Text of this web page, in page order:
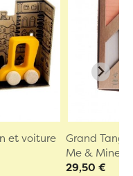
et voiture
Grand
Me & Mine
29,50 €